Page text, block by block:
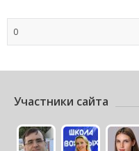
0
Участники сайта